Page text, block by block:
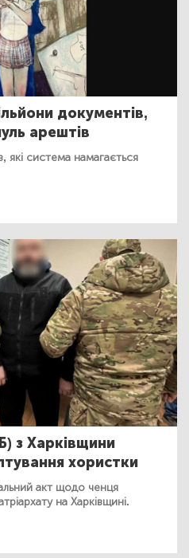
документів,
арештів
які система намагається
з Харківщини
хористки
акт щодо ченця
на Харківщині.